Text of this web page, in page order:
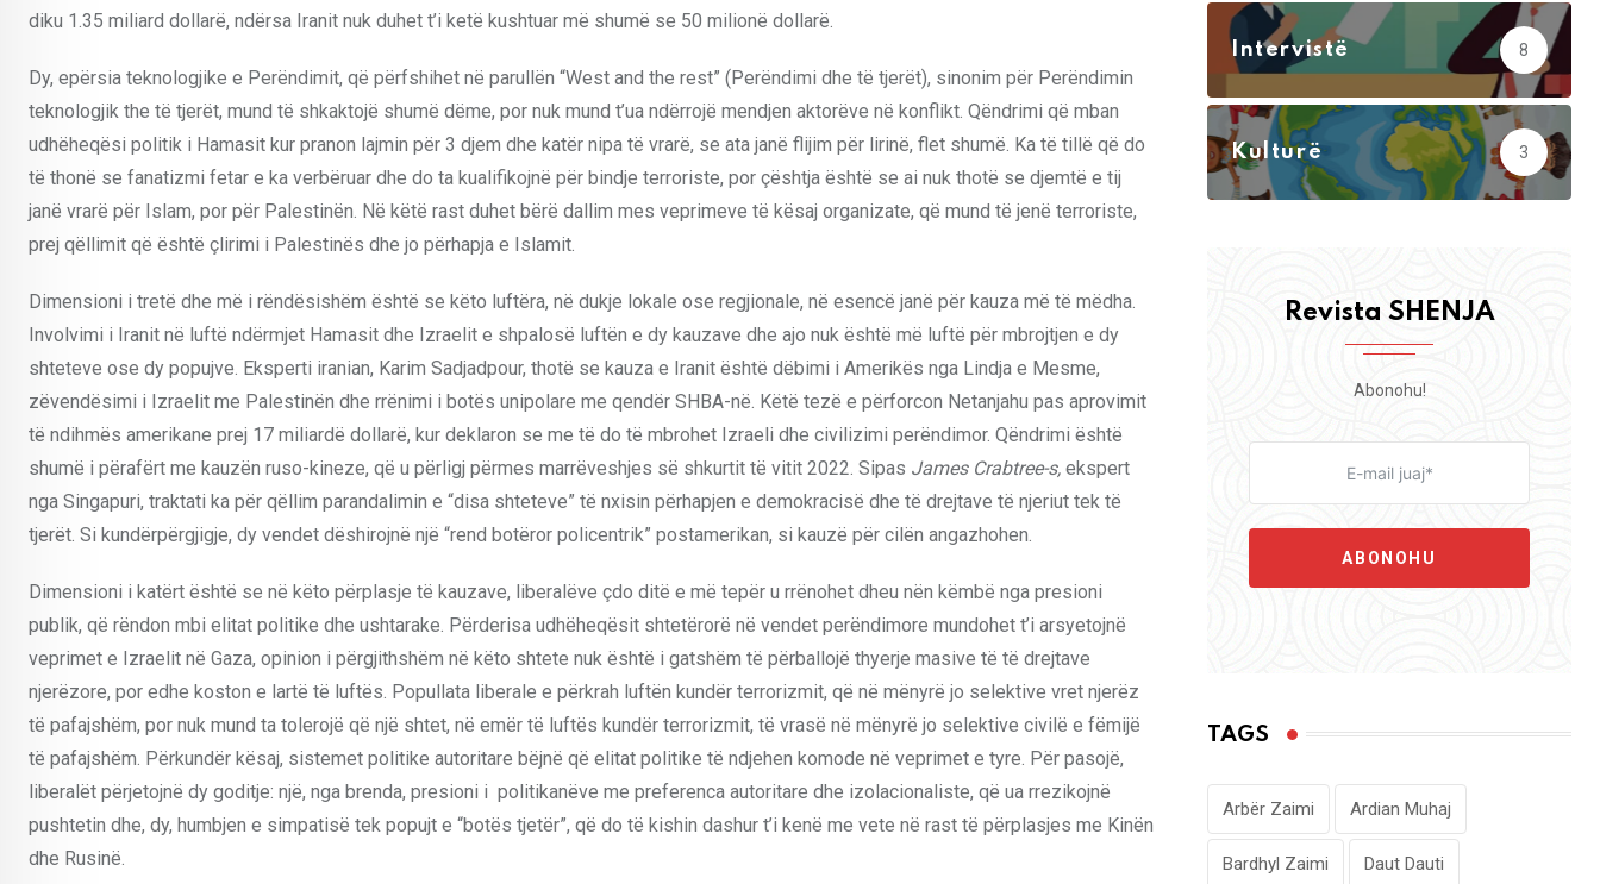
diku 1.35 miliard dollarë, ndërsa Iranit nuk duhet t’i ketë kushtuar më shumë se 50 milionë dollarë.
Dy, epërsia teknologjike e Perëndimit, që përfshihet në parullën “West and the rest” (Perëndimi dhe të tjerët), sinonim për Perëndimin
teknologjik the të tjerët, mund të shkaktojë shumë dëme, por nuk mund t’ua ndërrojë mendjen aktorëve në konflikt. Qëndrimi që mban
udhëheqësi politik i Hamasit kur pranon lajmin për 3 djem dhe katër nipa të vrarë, se ata janë flijim për lirinë, flet shumë. Ka të tillë që do
të thonë se fanatizmi fetar e ka verbëruar dhe do ta kualifikojnë për bindje terroriste, por çështja është se ai nuk thotë se djemtë e tij
janë vrarë për Islam, por për Palestinën. Në këtë rast duhet bërë dallim mes veprimeve të kësaj organizate, që mund të jenë terroriste,
prej qëllimit që është çlirimi i Palestinës dhe jo përhapja e Islamit.
Dimensioni i tretë dhe më i rëndësishëm është se këto luftëra, në dukje lokale ose regjionale, në esencë janë për kauza më të mëdha.
Involvimi i Iranit në luftë ndërmjet Hamasit dhe Izraelit e shpalosë luftën e dy kauzave dhe ajo nuk është më luftë për mbrojtjen e dy
shteteve ose dy popujve. Eksperti iranian, Karim Sadjadpour, thotë se kauza e Iranit është dëbimi i Amerikës nga Lindja e Mesme,
zëvendësimi i Izraelit me Palestinën dhe rrënimi i botës unipolare me qendër SHBA-në. Këtë tezë e përforcon Netanjahu pas aprovimit
të ndihmës amerikane prej 17 miliardë dollarë, kur deklaron se me të do të mbrohet Izraeli dhe civilizimi perëndimor. Qëndrimi është
shumë i përafërt me kauzën ruso-kineze, që u përligj përmes marrëveshjes së shkurtit të vitit 2022. Sipas James Crabtree-s, ekspert
nga Singapuri, traktati ka për qëllim parandalimin e “disa shteteve” të nxisin përhapjen e demokracisë dhe të drejtave të njeriut tek të
tjerët. Si kundërpërgjigje, dy vendet dëshirojnë një “rend botëror policentrik” postamerikan, si kauzë për cilën angazhohen.
Dimensioni i katërt është se në këto përplasje të kauzave, liberalëve çdo ditë e më tepër u rrënohet dheu nën këmbë nga presioni
publik, që rëndon mbi elitat politike dhe ushtarake. Përderisa udhëheqësit shtetërorë në vendet perëndimore mundohet t’i arsyetojnë
veprimet e Izraelit në Gaza, opinion i përgjithshëm në këto shtete nuk është i gatshëm të përballojë thyerje masive të të drejtave
njerëzore, por edhe koston e lartë të luftës. Popullata liberale e përkrah luftën kundër terrorizmit, që në mënyrë jo selektive vret njerëz
të pafajshëm, por nuk mund ta tolerojë që një shtet, në emër të luftës kundër terrorizmit, të vrasë në mënyrë jo selektive civilë e fëmijë
të pafajshëm. Përkundër kësaj, sistemet politike autoritare bëjnë që elitat politike të ndjehen komode në veprimet e tyre. Për pasojë,
liberalët përjetojnë dy goditje: një, nga brenda, presioni i politikanëve me preferenca autoritare dhe izolacionaliste, që ua rrezikojnë
pushtetin dhe, dy, humbjen e simpatisë tek popujt e “botës tjetër”, që do të kishin dashur t’i kenë me vete në rast të përplasjes me Kinën
dhe Rusinë.
Intervistë 8
Kulturë 3
Revista SHENJA
Abonohu!
ABONOHU
TAGS
Arbër Zaimi Ardian Muhaj
Bardhyl Zaimi Daut Dauti